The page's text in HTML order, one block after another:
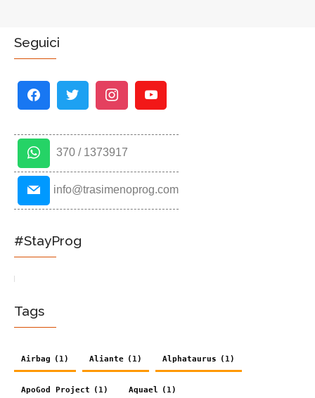
Seguici
370 / 1373917
info@trasimenoprog.com
#StayProg
Tags
Airbag (1) Aliante (1) Alphataurus (1)
ApoGod Project (1) Aquael (1)